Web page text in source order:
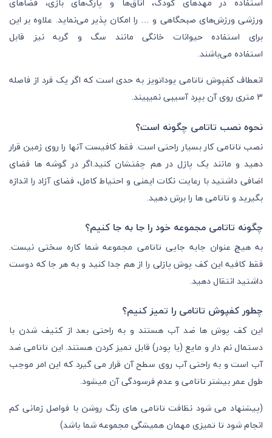
ورزشی ورزش‌های صبحگاهی و … را امکان پذیر می‌نماید. علاوه بر این
برای استفاده حیوانات خانگی مانند سگ و گربه نیز قابل
استفاده می‌باشند.
انعطاف کفپوش تاتامی یوداتویز به حدی است که اگر یک فرد از فاصله
3 متری روی آن بپرد آسیبی نمیبیند.
نحوه نصب تاتامی چگونه است؟
نصب تاتامی کار بسیار راحتی است. فقط کافیست آنها را روی زمین قرار
دهید و مانند یک پازل در هم چفتشان کنید.اگر در گوشه ها فضای
اضافی داشتید با رعایت نکات ایمنی و احتیاط کامل، فضای آزاد را اندازه
بگیرید و تاتامی ها را برش دهید.
چگونه تاتامی مجموعه خود را جا به جا کنیم؟
به هیچ عنوان جابه جایی تاتامی مجموعه شما کاره سختی نیست.
فقطکافیه این کف پوش پازلی را از هم جدا کنید و به هر جا که دوست
داشتید انتقال دهید.
چطور کفپوش تاتامی را تمیز کنیم؟
این کف پوش ها ضد آب هستند و به راحتی بعد از کثیف شدن با
دستمال نم دار و مایع (یا پودر) قابل تمیز کردن هستند. این تاتامی ضد
آب است و به راحتی آب روی سطح آن قرار می گیرد که این امر موجب
طول عمر بیشتر تاتامی و عدم فرسودگی آن میشود.
(پیشنهاد می شود نظافت تاتامی های رنگ روشن با فواصل زمانی کم
انجام شود تا تمیزی مهمان همیشگی مجموعه شما باشد)